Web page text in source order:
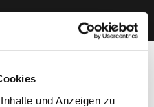
und Anzeigen zu